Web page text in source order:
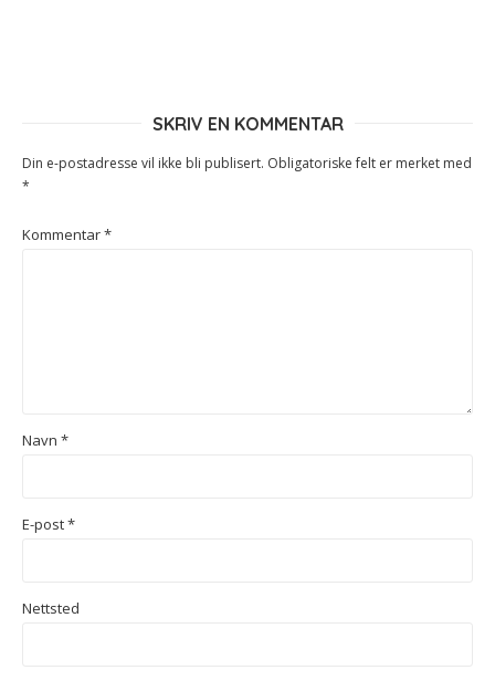
SKRIV EN KOMMENTAR
Din e-postadresse vil ikke bli publisert. Obligatoriske felt er merket med
*
Kommentar*
Navn *
E-post*
Nettsted